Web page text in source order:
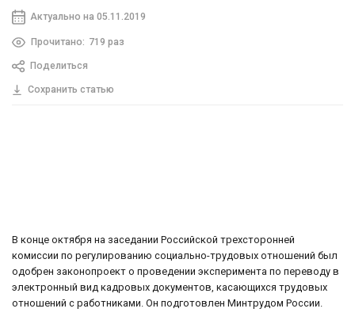
Актуально на 05.11.2019
Прочитано: 719 раз
Поделиться
Сохранить статью
В конце октября на заседании Российской трехсторонней
комиссии по регулированию социально-трудовых отношений был
одобрен законопроект о проведении эксперимента по переводу в
электронный вид кадровых документов, касающихся трудовых
отношений с работниками. Он подготовлен Минтрудом России.